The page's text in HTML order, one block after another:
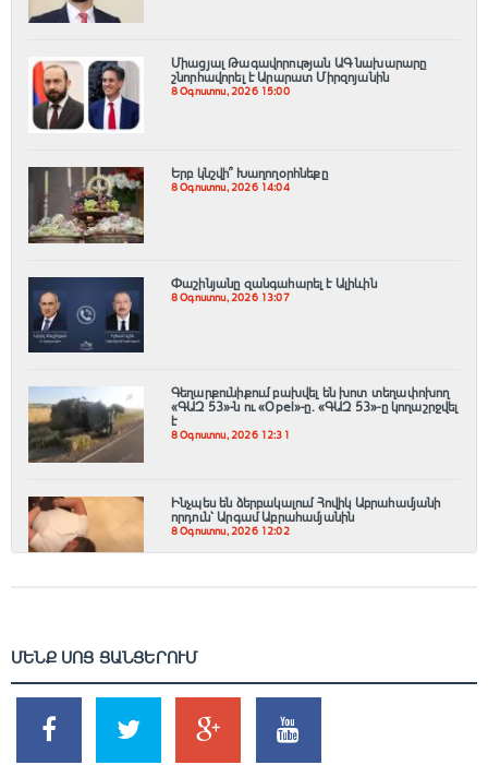
Միացյալ Թագավորության ԱԳ նախարարը
շնորհավորել է Արարատ Միրզոյանին
8 Օգոստոս, 2026 15:00
Երբ կնշվի՞ Խաղողօրհնեքը
8 Օգոստոս, 2026 14:04
Փաշինյանը զանգահարել է Ալիևին
8 Օգոստոս, 2026 13:07
Գեղարքունիքում բախվել են խոտ տեղափոխող
«ԳԱԶ 53»-ն ու «Opel»-ը. «ԳԱԶ 53»-ը կողաշրջվել
է
8 Օգոստոս, 2026 12:31
Ինչպես են ձերբակալում Հովիկ Աբրահամյանի
որդուն՝ Արգամ Աբրահամյանին
8 Օգոստոս, 2026 12:02
ՄԵՆՔ ՍՈՑ ՑԱՆՑԵՐՈՒՄ
2k
SHARES
1.5k
TWEETS
203
SHARES
620
SHARES